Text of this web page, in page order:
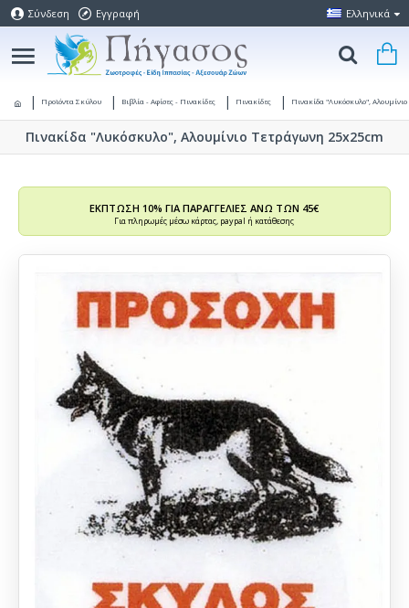
Σύνδεση Εγγραφή Ελληνικά
Προϊόντα Σκύλου Βιβλία - Αφίσες - Πινακίδες Πινακίδες Πινακίδα "Λυκόσκυλο",
Πινακίδα "Λυκόσκυλο", Αλουμίνιο Τετράγωνη 25x25cm
ΕΚΠΤΩΣΗ 10% ΓΙΑ ΠΑΡΑΓΓΕΛΙΕΣ ΑΝΩ ΤΩΝ 45€
Για πληρωμές μέσω κάρτας, paypal ή κατάθεσης